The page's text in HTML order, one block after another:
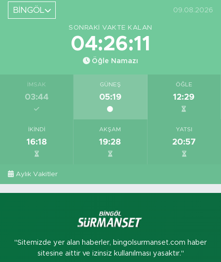
BİNGÖL
09.08.2026
SONRAKI VAKTE KALAN
04:26:10
Öğle Namazı
İMSAK
03:44
GÜNEŞ
05:19
ÖĞLE
12:29
İKINDI
16:18
AKŞAM
19:28
YATSI
20:57
Aylık Vakitler
"Sitemizde yer alan haberler, bingolsurmanset.com haber
sitesine aittir ve izinsiz kullanılması yasaktır."